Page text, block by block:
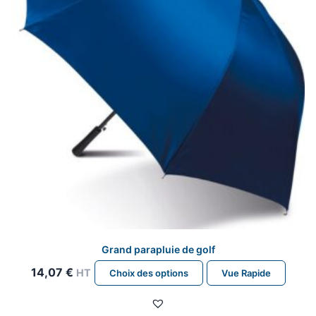
choisies
page
du
produit
Grand parapluie de golf
14,07 € HT Choix des options
Ce
produit
Vue Rapide